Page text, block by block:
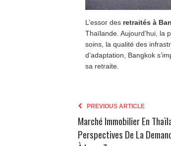
L’essor des retraités à
Thaïlande. Aujourd’hui, la
soins, la qualité des
d’adaptation, Bangkok
sa retraite.
PREVIOUS ARTICLE
Marché Immobilier En
Perspectives De La